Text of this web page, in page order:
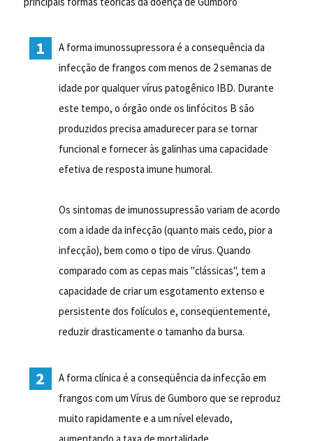
A forma imunossupressora é a consequência da
infecção de frangos com menos de 2 semanas de
idade por qualquer vírus patogênico IBD. Durante
este tempo, o órgão onde os linfócitos B são
produzidos precisa amadurecer para se tornar
funcional e fornecer às galinhas uma capacidade
efetiva de resposta imune humoral.
Os sintomas de imunossupressão variam de acordo
com a idade da infecção (quanto mais cedo, pior a
infecção), bem como o tipo de vírus. Quando
comparado com as cepas mais "clássicas", tem a
capacidade de criar um esgotamento extenso e
persistente dos folículos e, conseqüentemente,
reduzir drasticamente o tamanho da bursa.
A forma clínica é a conseqüência da infecção em
frangos com um Vírus de Gumboro que se reproduz
muito rapidamente e a um nível elevado,